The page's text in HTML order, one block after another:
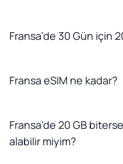
Fransa'de 30 Gün için
Fransa eSIM ne kadar?
Fransa'de 20 GB
alabilir miyim?